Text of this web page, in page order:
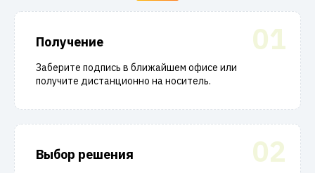
01
Получение
Заберите подпись в ближайшем офисе или
получите дистанционно на носитель.
02
Выбор решения